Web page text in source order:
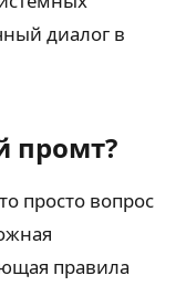
диалог в
промт?
просто вопрос
правила